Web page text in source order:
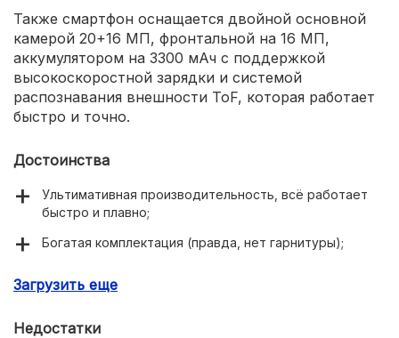
Также смартфон оснащается двойной основной
камерой 20+16 МП, фронтальной на 16 МП,
аккумулятором на 3300 мАч с поддержкой
высокоскоростной зарядки и системой
распознавания внешности ToF, которая работает
быстро и точно.
Достоинства
Ультимативная производительность, всё работает
быстро и плавно;
Богатая комплектация (правда, нет гарнитуры);
Загрузить еще
Недостатки